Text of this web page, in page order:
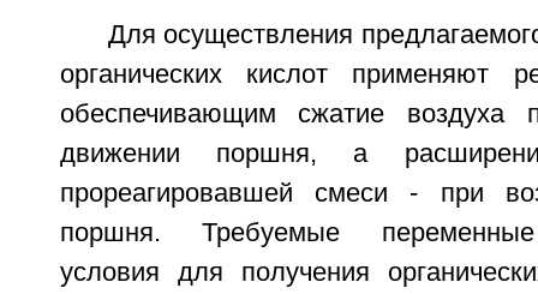
Для осуществления
органических кислот применяют
обеспечивающим сжатие воздуха
движении поршня, а
прореагировавшей смеси - при
поршня. Требуемые переменные
условия для получения